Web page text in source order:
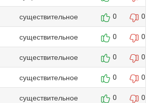
существительное 0 0
существительное 0 0
существительное 0 0
существительное 0 0
существительное 0 0